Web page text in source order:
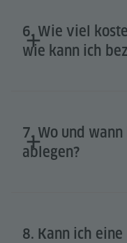
6. Wie viel
wie kann ich
7. Wo und
ablegen?
8. Kann ich